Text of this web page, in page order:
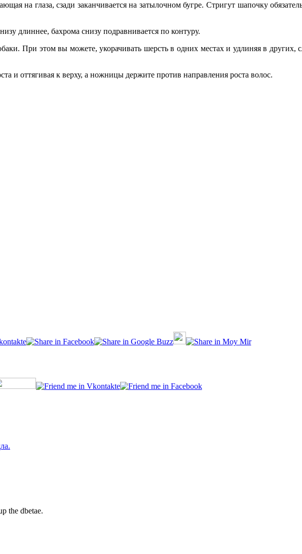
на глаза, сзади заканчивается на затылочном бугре. Стригут шапочку
длиннее, бахрома снизу подравнивается по контуру.
При этом вы можете, укорачивать шерсть в одних местах и удлиняя в других,
и оттягивая к верху, а ножницы держите против направления роста волос.
the dbetae.